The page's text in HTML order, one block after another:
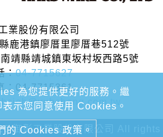
為您提供更好的服務。繼
示您同意使用 Cookies。
的 Cookies 政策。
業股份有限公司
鹿港鎮廖厝里廖厝巷512號
靖縣靖城鎮東坂村坂西路5號
：04-7715627
：04-7715361
御彰工業股份有限公司 All rights